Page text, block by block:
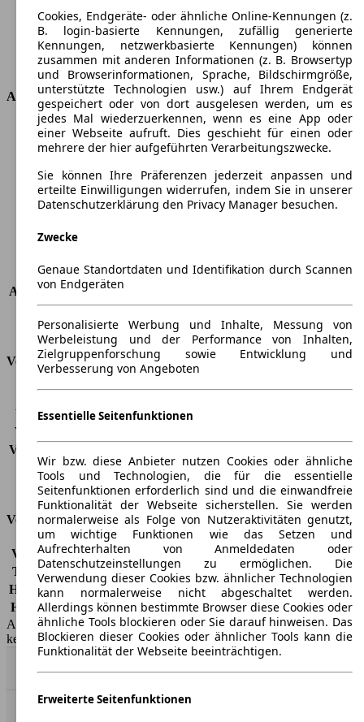
Kraftstoff
Diesel
Zylinder
4
Getriebe
Schaltgetriebe
Antriebsart
Vorderradantrieb
Abmessungen
Länge
4633 mm
Höhe
1831 mm
Radstand
-
Maximalgewicht
-
Türen
Dachlast
-
Anhängelast (ungebremst)
Anhängelast (gebremst)
1100 kg
Kofferraumvolumen
-
Verbrauch
Verbrauch (Stadt)
7,5 l/100km
Verbrauch (Land)
Verbrauch (komb.)*
Schadstoffklasse
EU4
Tankinhalt
60 l
Versicherungsklassen
Vollkasko -
Teilkasko -
Haftpflicht
HSN/TSN 4136/AAB
AutoScout24 GmbH übernimmt für die Richtigkeit der Angaben
keine Gewähr.
Cookies, Endgeräte- oder ähnliche Online-Kennungen (z.
B. login-basierte Kennungen, zufällig generierte
Kennungen, netzwerkbasierte Kennungen) können
zusammen mit anderen Informationen (z. B. Browsertyp
und Browserinformationen, Sprache, Bildschirmgröße,
unterstützte Technologien usw.) auf Ihrem Endgerät
gespeichert oder von dort ausgelesen werden, um es
jedes Mal wiederzuerkennen, wenn es eine App oder
einer Webseite aufruft. Dies geschieht für einen oder
mehrere der hier aufgeführten Verarbeitungszwecke.
Sie können Ihre Präferenzen jederzeit anpassen und
erteilte Einwilligungen widerrufen, indem Sie in unserer
Datenschutzerklärung den Privacy Manager besuchen.
Zwecke
Genaue Standortdaten und Identifikation durch Scannen
von Endgeräten
Personalisierte Werbung und Inhalte, Messung von
Werbeleistung und der Performance von Inhalten,
Zielgruppenforschung sowie Entwicklung und
Verbesserung von Angeboten
Essentielle Seitenfunktionen
Wir bzw. diese Anbieter nutzen Cookies oder ähnliche
Tools und Technologien, die für die essentielle
Seitenfunktionen erforderlich sind und die einwandfreie
Funktionalität der Webseite sicherstellen. Sie werden
normalerweise als Folge von Nutzeraktivitäten genutzt,
um wichtige Funktionen wie das Setzen und
Aufrechterhalten von Anmeldedaten oder
Datenschutzeinstellungen zu ermöglichen. Die
Verwendung dieser Cookies bzw. ähnlicher Technologien
kann normalerweise nicht abgeschaltet werden.
Allerdings können bestimmte Browser diese Cookies oder
ähnliche Tools blockieren oder Sie darauf hinweisen. Das
Blockieren dieser Cookies oder ähnlicher Tools kann die
Funktionalität der Webseite beeinträchtigen.
Erweiterte Seitenfunktionen